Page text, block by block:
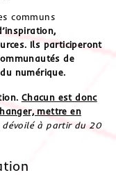
communs
Ils participeront
de
numérique.
Chacun est donc
mettre en
dévoilé à partir du 20